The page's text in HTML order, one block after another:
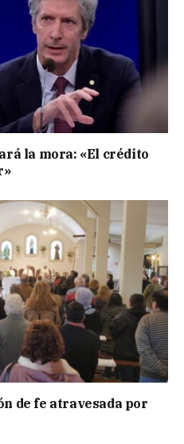
la mora: «El crédito
de fe atravesada por